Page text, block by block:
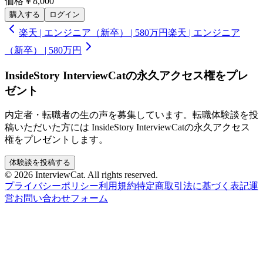
購入する ログイン
楽天 | エンジニア（新卒） | 580万円楽天 | エンジニア
（新卒） | 580万円
InsideStory InterviewCatの永久アクセス権をプレ
ゼント
内定者・転職者の生の声を募集しています。転職体験談を投
稿いただいた方には InsideStory InterviewCatの永久アクセス
権をプレゼントします。
体験談を投稿する
© 2026 InterviewCat. All rights reserved.
プライバシーポリシー利用規約特定商取引法に基づく表記運
営お問い合わせフォーム